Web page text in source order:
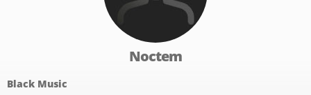
Noctem
Black Music